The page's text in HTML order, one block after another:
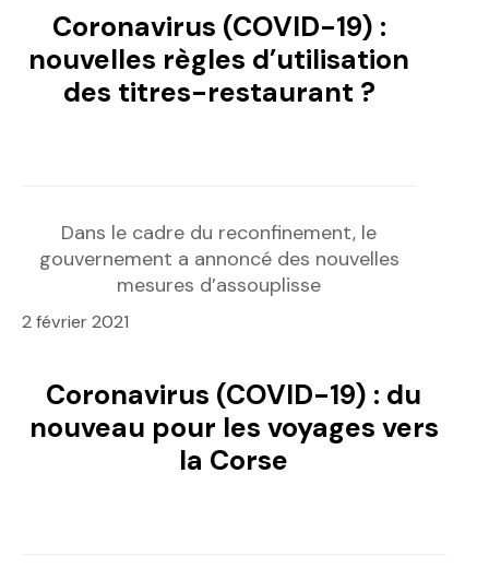
Coronavirus (COVID-19) :
nouvelles règles d’utilisation
des titres-restaurant ?
Dans le cadre du reconfinement, le
gouvernement a annoncé des nouvelles
mesures d’assouplisse
2 février 2021
Coronavirus (COVID-19) : du
nouveau pour les voyages vers
la Corse